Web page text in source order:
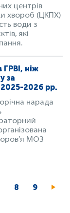
центрів
хвороб (ЦКПХ)
води з
які
ніж
за
2026 рр.
нарада
МОЗ
Page
8 Page
9